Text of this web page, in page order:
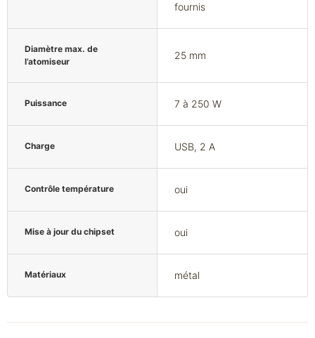
fournis
Diamètre max. de
l’atomiseur
25 mm
Puissance 7 à 250 W
Charge USB, 2 A
Contrôle température oui
Mise à jour du chipset oui
Matériaux métal